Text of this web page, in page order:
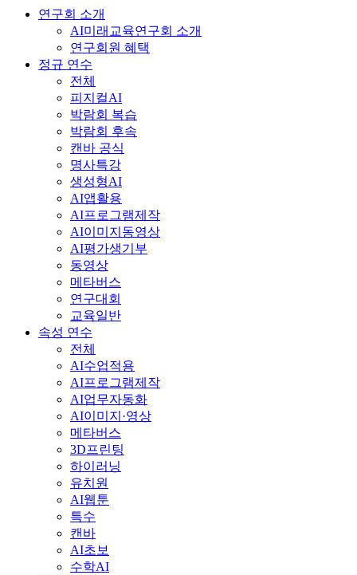
연구회 소개
AI미래교육연구회 소개
연구회원 혜택
정규 연수
전체
피지컬AI
박람회 복습
박람회 후속
캔바 공식
명사특강
생성형AI
AI앱활용
AI프로그램제작
AI이미지동영상
AI평가생기부
동영상
메타버스
연구대회
교육일반
속성 연수
전체
AI수업적용
AI프로그램제작
AI업무자동화
AI이미지·영상
메타버스
3D프린팅
하이러닝
유치원
AI웹툰
특수
캔바
AI초보
수학AI